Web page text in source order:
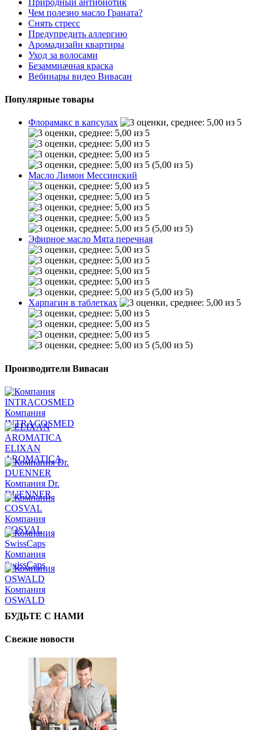
Чем полезно масло Граната?
Снять стресс
Предупредить аллергию
Аромадизайн квартиры
Уход за волосами
Безаммиачная краска
Вебинары видео Вивасан
Популярные товары
Флорамакс в капсулах
(5,00 из 5)
Масло Лимон Мессинский
(5,00 из 5)
Эфирное масло Мята перечная
(5,00 из 5)
Харпагин в таблетках
(5,00 из 5)
Производители Вивасан
Компания
INTRACOSMED
ELIXAN
AROMATICA
Компания Dr.
DUENNER
Компания
COSVAL
Компания
SwissCaps
Компания
OSWALD
БУДЬТЕ С НАМИ
Свежие новости